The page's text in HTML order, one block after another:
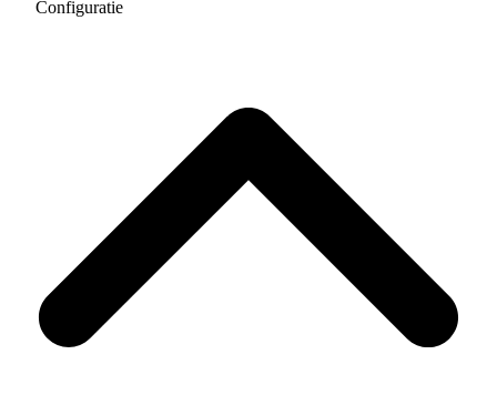
Configuratie